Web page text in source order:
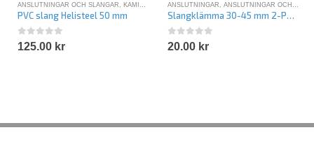
ANSLUTNINGAR OCH SLANGAR KAMIN BADTUNNA , POOLSLANG
PVC slang Helisteel 50 mm
0out of 5
125.00 kr
ANSLUTNINGAR ANSLUTNINGAR OCH SLANGAR
Slangklämma 30-45 mm 2-PACK
0out of 5
20.00 kr